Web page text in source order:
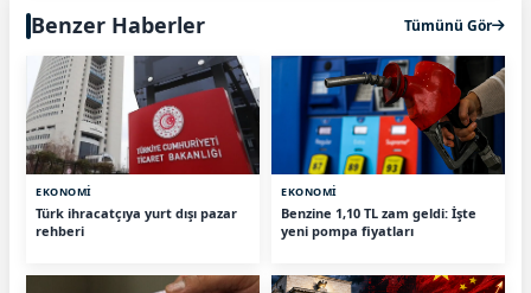
Benzer Haberler Tümünü Gör
EKONOMİ
Türk ihracatçıya yurt dışı pazar
rehberi
EKONOMİ
Benzine 1,10 TL zam geldi: İşte
yeni pompa fiyatları